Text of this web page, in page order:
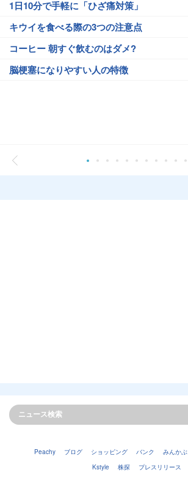
1日10分で手軽に「ひざ痛対策」
キウイを食べる際の3つの注意点
コーヒー 朝すぐ飲むのはダメ?
脳梗塞になりやすい人の特徴
Peachy ブログ ショッピング バンク みんかぶ
Kstyle
株探 プレスリリース